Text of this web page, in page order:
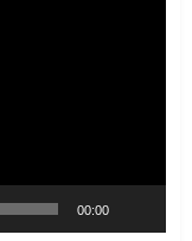
00:00